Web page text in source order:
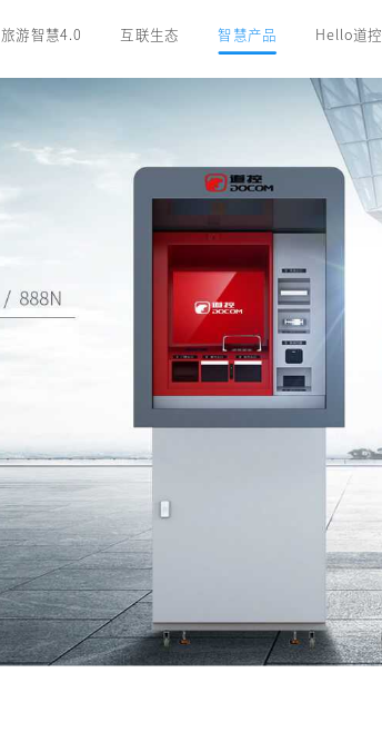
旅游智慧4.0 互联生态 智慧产品
伸缩式
Hello道控